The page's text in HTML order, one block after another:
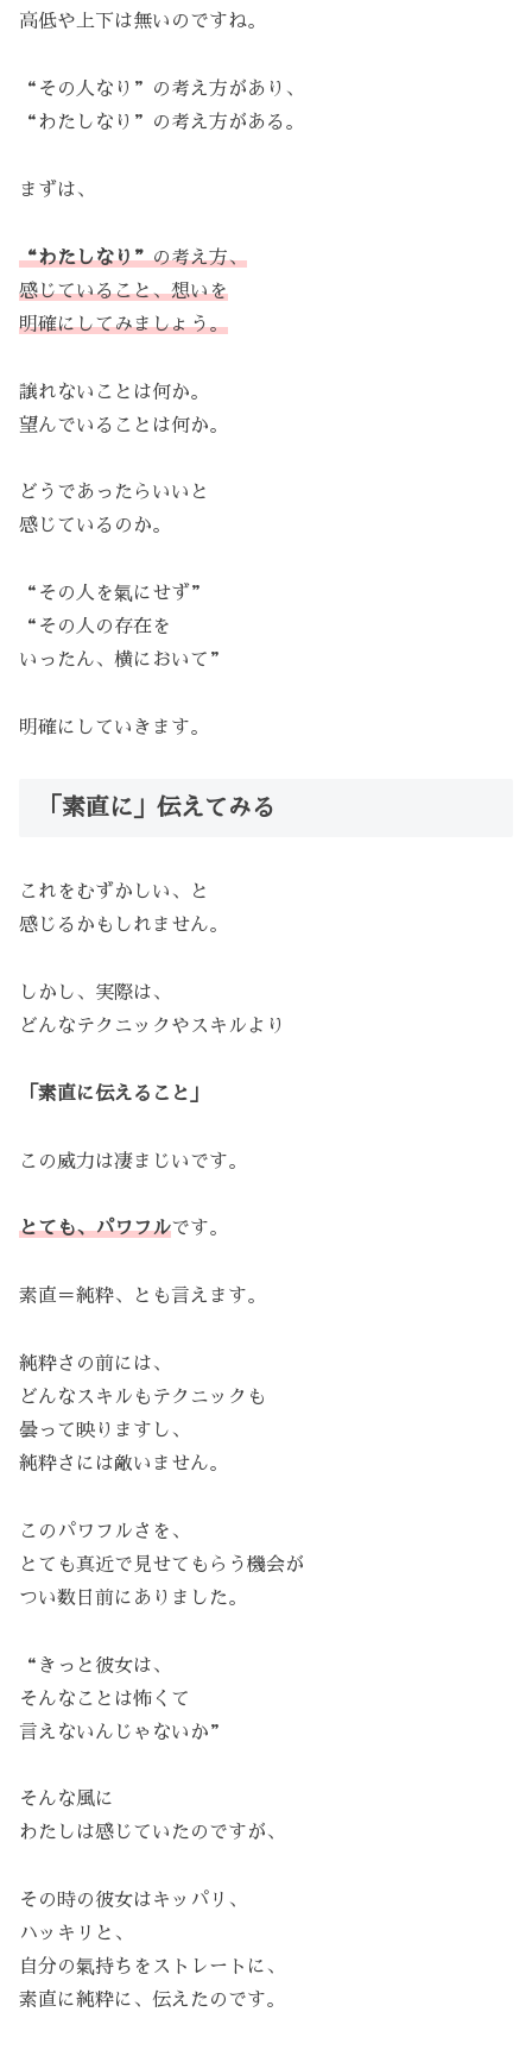
高低や上下は無いのですね。
“その人なり”の考え方があり、
“わたしなり”の考え方がある。
まずは、
“わたしなり”の考え方、
感じていること、想いを
明確にしてみましょう。
譲れないことは何か。
望んでいることは何か。
どうであったらいいと
感じているのか。
“その人を氣にせず”
“その人の存在を
いったん、横において”
明確にしていきます。
「素直に」伝えてみる
これをむずかしい、と
感じるかもしれません。
しかし、実際は、
どんなテクニックやスキルより
「素直に伝えること」
この威力は凄まじいです。
とても、パワフルです。
素直＝純粋、とも言えます。
純粋さの前には、
どんなスキルもテクニックも
曇って映りますし、
純粋さには敵いません。
このパワフルさを、
とても真近で見せてもらう機会が
つい数日前にありました。
“きっと彼女は、
そんなことは怖くて
言えないんじゃないか”
そんな風に
わたしは感じていたのですが、
その時の彼女はキッパリ、
ハッキリと、
自分の氣持ちをストレートに、
素直に純粋に、伝えたのです。